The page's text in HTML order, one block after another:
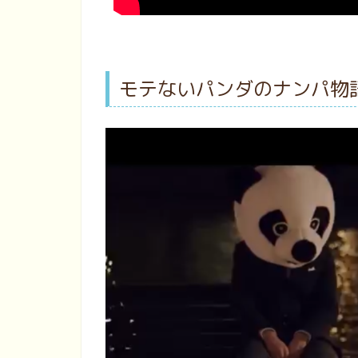
モテないパンダのナンパ物